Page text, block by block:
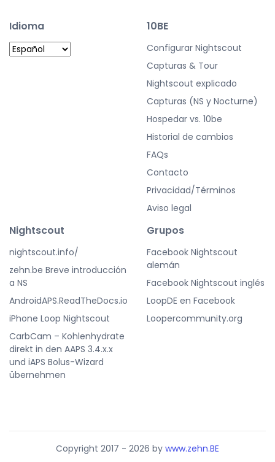
Idioma 10BE
Configurar Nightscout
Capturas & Tour
Nightscout explicado
Capturas (NS y Nocturne)
Hospedar vs. 10be
Historial de cambios
FAQs
Contacto
Privacidad/Términos
Aviso legal
Nightscout
nightscout.info/
zehn.be Breve introducción
a NS
AndroidAPS.ReadTheDocs.io
iPhone Loop Nightscout
CarbCam – Kohlenhydrate
direkt in den AAPS 3.4.x.x
und iAPS Bolus-Wizard
übernehmen
Grupos
Facebook Nightscout
alemán
Facebook Nightscout inglés
LoopDE en Facebook
Loopercommunity.org
Copyright 2017 - 2026 by www.zehn.BE